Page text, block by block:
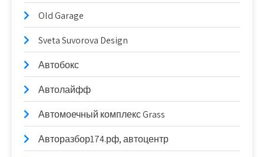
Old Garage
Sveta Suvorova Design
Автобокс
Автолайфф
Автомоечный комплекс Grass
Авторазбор174.рф, автоцентр